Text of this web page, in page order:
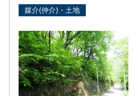
媒介(仲介)・土地